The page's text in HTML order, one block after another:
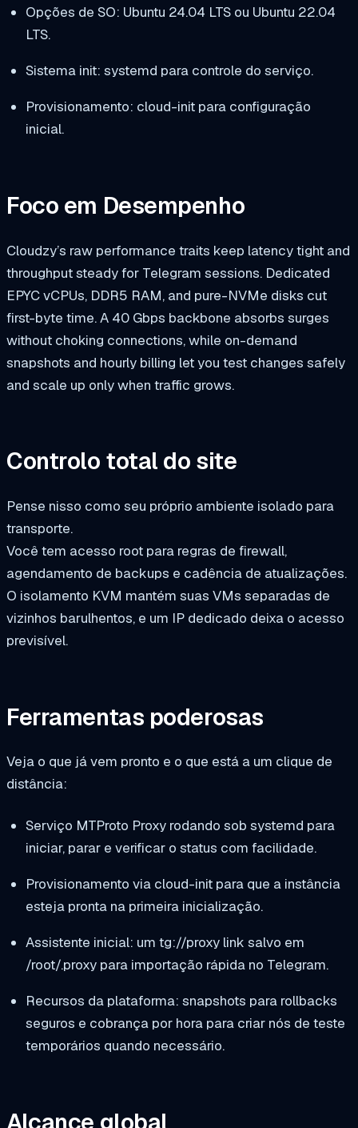
Opções de SO: Ubuntu 24.04 LTS ou Ubuntu 22.04
LTS.
Sistema init: systemd para controle do serviço.
Provisionamento: cloud-init para configuração
inicial.
Foco em Desempenho
Cloudzy’s raw performance traits keep latency tight and
throughput steady for Telegram sessions. Dedicated
EPYC vCPUs, DDR5 RAM, and pure-NVMe disks cut
first-byte time. A 40 Gbps backbone absorbs surges
without choking connections, while on-demand
snapshots and hourly billing let you test changes safely
and scale up only when traffic grows.
Controlo total do site
Pense nisso como seu próprio ambiente isolado para
transporte.
Você tem acesso root para regras de firewall,
agendamento de backups e cadência de atualizações.
O isolamento KVM mantém suas VMs separadas de
vizinhos barulhentos, e um IP dedicado deixa o acesso
previsível.
Ferramentas poderosas
Veja o que já vem pronto e o que está a um clique de
distância:
Serviço MTProto Proxy rodando sob systemd para
iniciar, parar e verificar o status com facilidade.
Provisionamento via cloud-init para que a instância
esteja pronta na primeira inicialização.
Assistente inicial: um tg://proxylink salvo em
/root/.proxypara importação rápida no Telegram.
Recursos da plataforma: snapshots para rollbacks
seguros e cobrança por hora para criar nós de teste
temporários quando necessário.